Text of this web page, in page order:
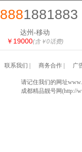
8881881883
达州-移动
￥19000(含￥0话费)
联系我们 商务合作| 广
请记住我们的网址
成都精品靓号网(http://